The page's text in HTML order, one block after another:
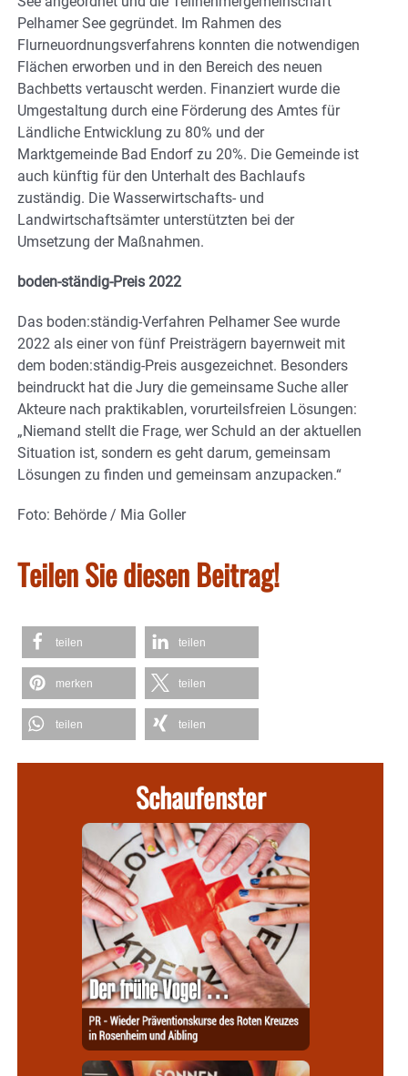
Pelhamer See gegründet. Im Rahmen des
Flurneuordnungsverfahrens konnten die notwendigen
Flächen erworben und in den Bereich des neuen
Bachbetts vertauscht werden. Finanziert wurde die
Umgestaltung durch eine Förderung des Amtes für
Ländliche Entwicklung zu 80% und der
Marktgemeinde Bad Endorf zu 20%. Die Gemeinde ist
auch künftig für den Unterhalt des Bachlaufs
zuständig. Die Wasserwirtschafts- und
Landwirtschaftsämter unterstützten bei der
Umsetzung der Maßnahmen.
boden-ständig-Preis 2022
Das boden:ständig-Verfahren Pelhamer See wurde
2022 als einer von fünf Preisträgern bayernweit mit
dem boden:ständig-Preis ausgezeichnet. Besonders
beindruckt hat die Jury die gemeinsame Suche aller
Akteure nach praktikablen, vorurteilsfreien Lösungen:
„Niemand stellt die Frage, wer Schuld an der aktuellen
Situation ist, sondern es geht darum, gemeinsam
Lösungen zu finden und gemeinsam anzupacken.“
Foto: Behörde / Mia Goller
Teilen Sie diesen Beitrag!
teilen teilen
merken teilen
teilen teilen
Schaufenster